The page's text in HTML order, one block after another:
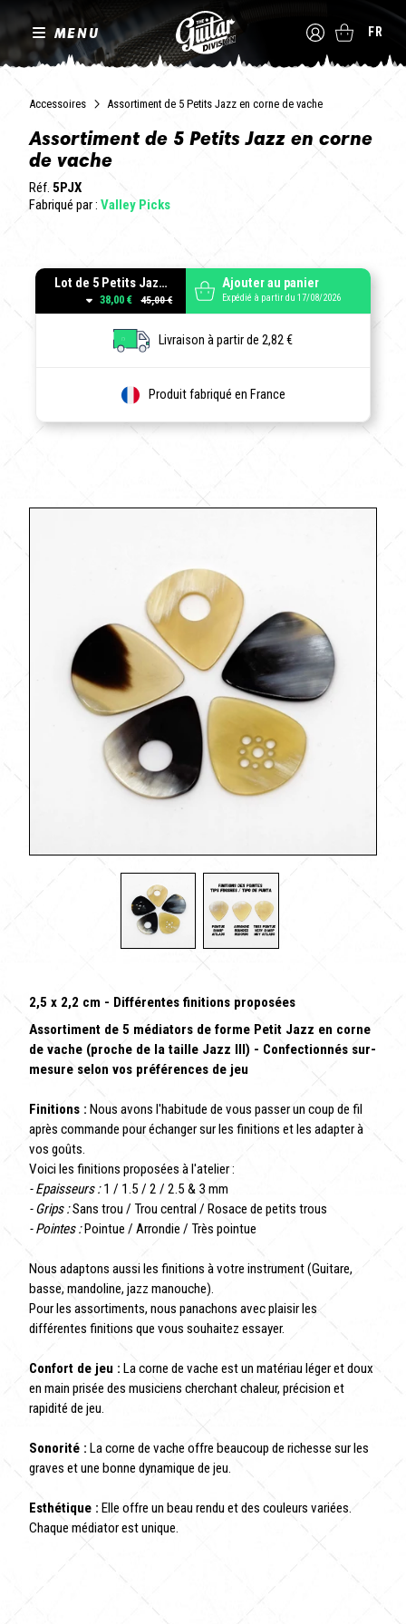
MENU FR
Accessoires Assortiment de 5 Petits Jazz en corne de vache
Assortiment de 5 Petits Jazz en corne
de vache
Réf. 5PJX
Fabriqué par : Valley Picks
Lot de 5 Petits Jazz - Grips variés
38,00 €
Ajouter au panier
Expédié à partir du 17/08/2026
Livraison à partir de 2,82 €
Produit fabriqué en France
2,5 x 2,2 cm - Différentes finitions proposées
Assortiment de 5 médiators de forme Petit Jazz en corne
de vache (proche de la taille Jazz III) - Confectionnés sur-
mesure selon vos préférences de jeu
Finitions : Nous avons l'habitude de vous passer un coup de fil
après commande pour échanger sur les finitions et les adapter à
vos goûts.
Voici les finitions proposées à l'atelier :
- Epaisseurs :1 / 1.5 / 2 / 2.5 & 3 mm
- Grips :Sans trou / Trou central / Rosace de petits trous
- Pointes :Pointue / Arrondie / Très pointue
Nous adaptons aussi les finitions à votre instrument (Guitare,
basse, mandoline, jazz manouche).
Pour les assortiments, nous panachons avec plaisir les
différentes finitions que vous souhaitez essayer.
Confort de jeu : La corne de vache est un matériau léger et doux
en main prisée des musiciens cherchant chaleur, précision et
rapidité de jeu.
Sonorité : La corne de vache offre beaucoup de richesse sur les
graves et une bonne dynamique de jeu.
Esthétique : Elle offre un beau rendu et des couleurs variées.
Chaque médiator est unique.